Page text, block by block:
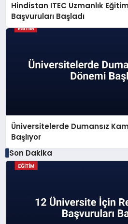
Hindistan ITEC Uzmanlık
Başvuruları Başladı
Üniversitelerde Dumansız
Başlıyor
Son Dakika